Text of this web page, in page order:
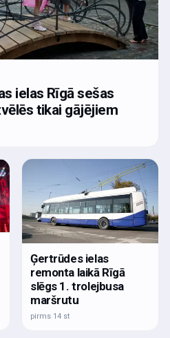
ielas Rīgā sešas
tikai gājējiem
Ģertrūdes ielas
remonta laikā Rīgā
slēgs 1. trolejbusa
maršrutu
pirms 14 st